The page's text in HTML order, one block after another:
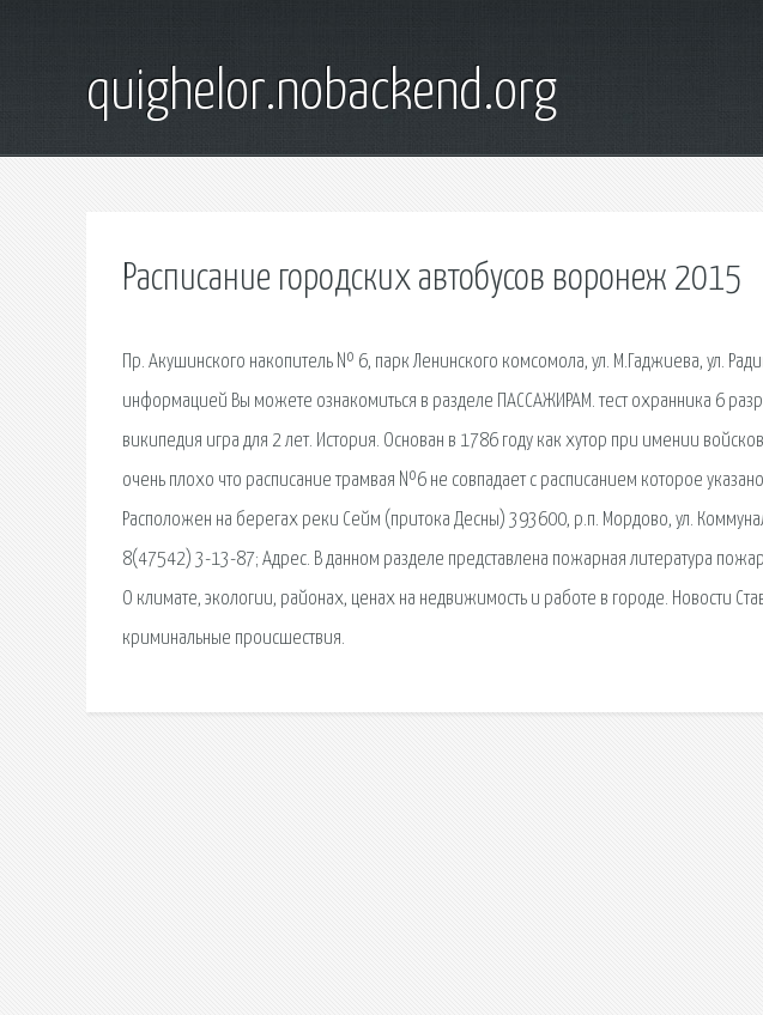
quighelor.nobackend.org
Расписание городских автобусов воронеж 2015
Пр. Акушинского накопитель № 6, парк Ленинского комсомола, ул. М.Гаджиева, ул.
информацией Вы можете ознакомиться в разделе ПАССАЖИРАМ. тест охранника 6
википедия игра для 2 лет. История. Основан в 1786 году как хутор при имении
очень плохо что расписание трамвая №6 не совпадает с расписанием которое
Расположен на берегах реки Сейм (притока Десны) 393600, р.п. Мордово, ул.
8(47542) 3-13-87; Адрес. В данном разделе представлена пожарная литература
О климате, экологии, районах, ценах на недвижимость и работе в городе. Новости
криминальные происшествия.